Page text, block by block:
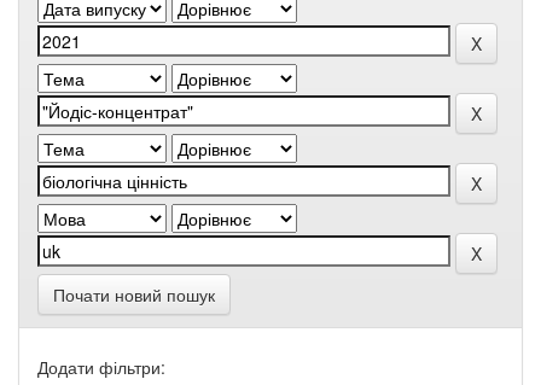
Почати новий пошук
Додати фільтри: